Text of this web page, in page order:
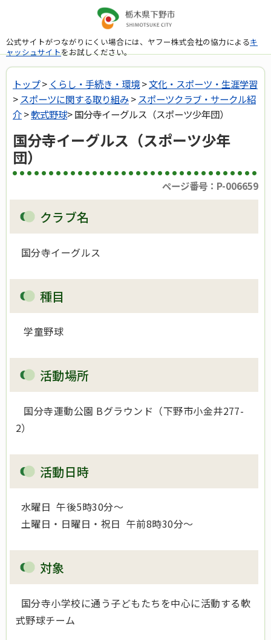
公式サイトがつながりにくい場合には、ヤフー株式会社の協力によるキ
ャッシュサイトをお試しください。
トップ> くらし・手続き・環境>文化・スポーツ・生涯学習
> スポーツに関する取り組み> スポーツクラブ・サークル紹
介>軟式野球> 国分寺イーグルス（スポーツ少年団）
国分寺イーグルス（スポーツ少年
団）
ページ番号：P-006659
クラブ名
国分寺イーグルス
種目
学童野球
活動場所
国分寺運動公園 Bグラウンド（下野市小金井277-
2）
活動日時
水曜日 午後5時30分～
土曜日・日曜日・祝日 午前8時30分～
対象
国分寺小学校に通う子どもたちを中心に活動する軟
式野球チーム